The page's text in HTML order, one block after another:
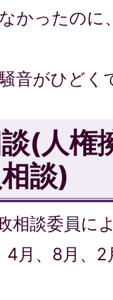
かったのに
音がひどく
(人権
談)
相談委員に
4月、8月、